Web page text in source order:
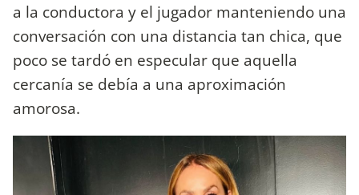
a la conductora y el jugador manteniendo una
conversación con una distancia tan chica, que
poco se tardó en especular que aquella
cercanía se debía a una aproximación
amorosa.